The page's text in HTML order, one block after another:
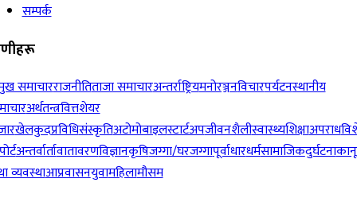
सम्पर्क
समाचारराजनीतिताजा समाचारअन्तर्राष्ट्रियमनोरञ्जनविचारपर्यटनस्थानीय
अर्थतन्त्रवित्तशेयर
खेलकुदप्रविधिसंस्कृतिअटोमोबाइलस्टार्टअपजीवनशैलीस्वास्थ्यशिक्षाअपराध
अन्तर्वार्तावातावरणविज्ञानकृषिजग्गा/घरजग्गापूर्वाधारधर्मसामाजिकदुर्घटना
व्यवस्थाआप्रवासनयुवामहिलामौसम